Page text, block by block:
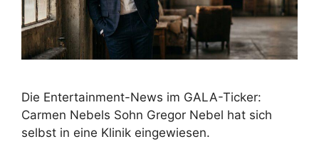
Die Entertainment-News im GALA-Ticker:
Carmen Nebels Sohn Gregor Nebel hat sich
selbst in eine Klinik eingewiesen.